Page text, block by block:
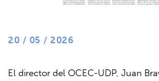
20 / 05 / 2026
El director del OCEC-UDP, Juan